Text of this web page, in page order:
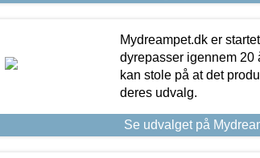
Mydreampet.dk er
dyrepasser igennem 20
kan stole på at det
deres udvalg.
Se udvalget på